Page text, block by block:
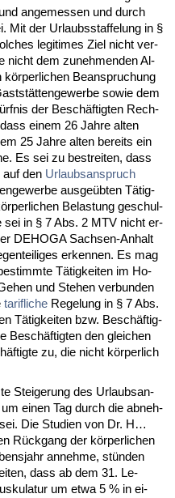
an­ge­mes­sen und durch
Mit der Ur­laubs­staf­fe­lung in §
le­gi­ti­mes Ziel nicht ver­
nicht dem zu­neh­men­den Al­
körper­li­chen Be­an­spru­chung
so­wie dem
der Beschäftig­ten Rech­
ei­nem 26 Jah­re al­ten
25 Jah­re al­ten be­reits ein
Es sei zu be­strei­ten, dass
auf den Ur­laubs­an­spruch
aus­geübten Tätig­
Be­las­tung ge­schul­
sei in § 7 Abs. 2 MTV nicht er­
DE­HO­GA Sach­sen-An­halt
er­ken­nen. Es mag
Tätig­kei­ten im Ho­
und Ste­hen ver­bun­den
ta­rif­li­che Re­ge­lung in § 7 Abs.
Tätig­kei­ten bzw. Beschäftig­
Beschäftig­ten den glei­chen
zu, die nicht körper­lich
Stei­ge­rung des Ur­laubs­an­
ei­nen Tag durch die ab­neh­
Die Stu­di­en von Dr. H…
Rück­gang der körper­li­chen
an­neh­me, stünden
dass ab dem 31. Le­
um et­wa 5 % in ei­